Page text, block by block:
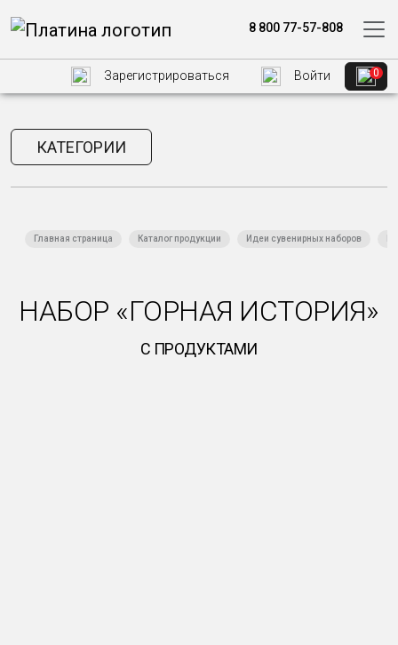
8 800 77-57-808
Зарегистрироваться Войти 0
КАТЕГОРИИ
Главная страница Каталог продукции Идеи сувенирных наборов
НАБОР «ГОРНАЯ ИСТОРИЯ»
С ПРОДУКТАМИ